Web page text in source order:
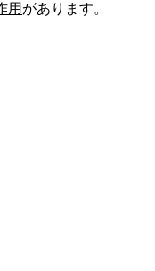
用 があります。